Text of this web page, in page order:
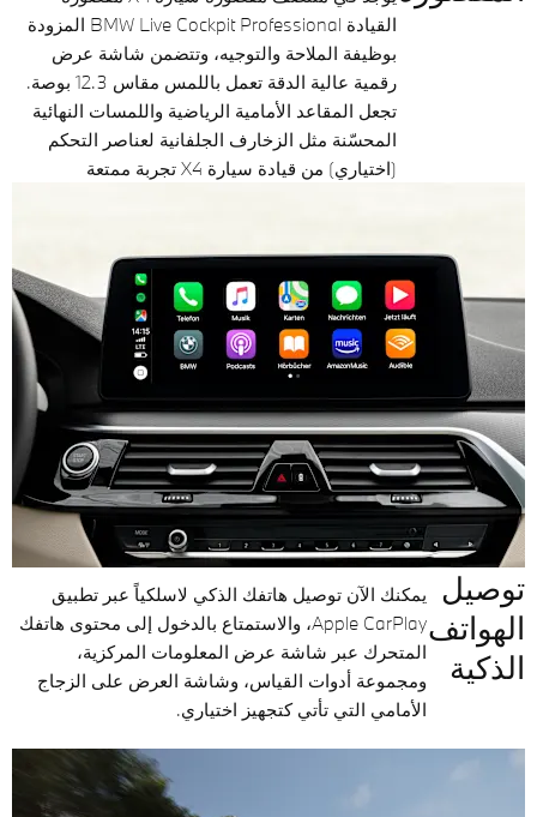
القيادة BMW Live Cockpit Professional المزودة
بوظيفة الملاحة والتوجيه، وتتضمن شاشة عرض
رقمية عالية الدقة تعمل باللمس مقاس 12.3 بوصة.
تجعل المقاعد الأمامية الرياضية واللمسات النهائية
المحسّنة مثل الزخارف الجلفانية لعناصر التحكم
(اختياري) من قيادة سيارة X4 تجربة ممتعة
توصيل
الهواتف
الذكية
يمكنك الآن توصيل هاتفك الذكي لاسلكياً عبر تطبيق
Apple CarPlay، والاستمتاع بالدخول إلى محتوى هاتفك
المتحرك عبر شاشة عرض المعلومات المركزية،
ومجموعة أدوات القياس، وشاشة العرض على الزجاج
الأمامي التي تأتي كتجهيز اختياري.